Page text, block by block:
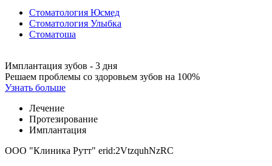
Стоматология Юсмед
Стоматология Улыбка
Стоматоша
Имплантация зубов - 3 дня
Решаем проблемы со здоровьем зубов на 100%
Узнать больше
Лечение
Протезирование
Имплантация
ООО "Клиника Рутт" erid:2VtzquhNzRC